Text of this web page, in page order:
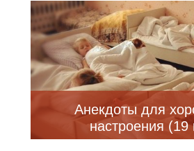
Анекдоты для
настроения (19